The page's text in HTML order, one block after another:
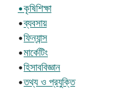
•কৃষিশিক্ষা
•ব্যবসায়
•ফিন্যান্স
•মার্কেটিং
•হিসাববিজ্ঞান
•তথ্য ও প্রযুক্তি